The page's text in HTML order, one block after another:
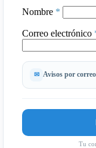
Nombre *
Correo electrónico
Avisos por correo
Tu